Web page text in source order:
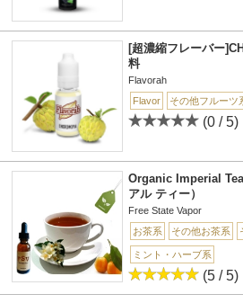
[超濃縮フレーバー
料
Flavorah
Flavor
その他フルーツ
(0 / 5)
Organic Imperial
アル ティー）
Free State Vapor
お茶系
その他お茶系
ミント・ハーブ系
(5 / 5)